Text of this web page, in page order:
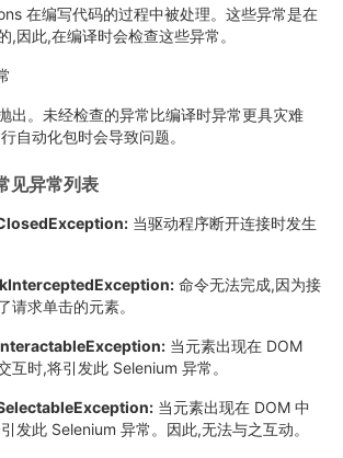
在编写代码的过程中被处理。这些异常是在
,因此,在编译时会检查这些异常。
出。未经检查的异常比编译时异常更具灾难
自动化包时会导致问题。
见异常列表
当驱动程序断开连接时发生
命令无法完成,因为接
请求单击的元素。
当元素出现在 DOM
互时,将引发此 Selenium 异常。
当元素出现在 DOM 中
发此 Selenium 异常。因此,无法与之互动。